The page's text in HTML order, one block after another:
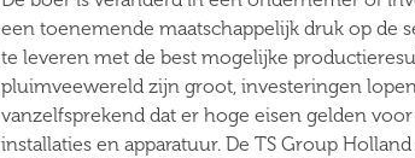
een toenemende maatschappelijk druk op de
te leveren met de best mogelijke
pluimveewereld zijn groot, investeringen
vanzelfsprekend dat er hoge eisen gelden
installaties en apparatuur. De TS Group